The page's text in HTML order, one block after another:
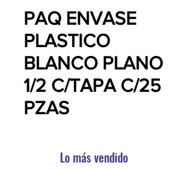
PAQ ENVASE
PLASTICO
BLANCO PLANO
1/2 C/TAPA C/25
PZAS
Lo más vendido